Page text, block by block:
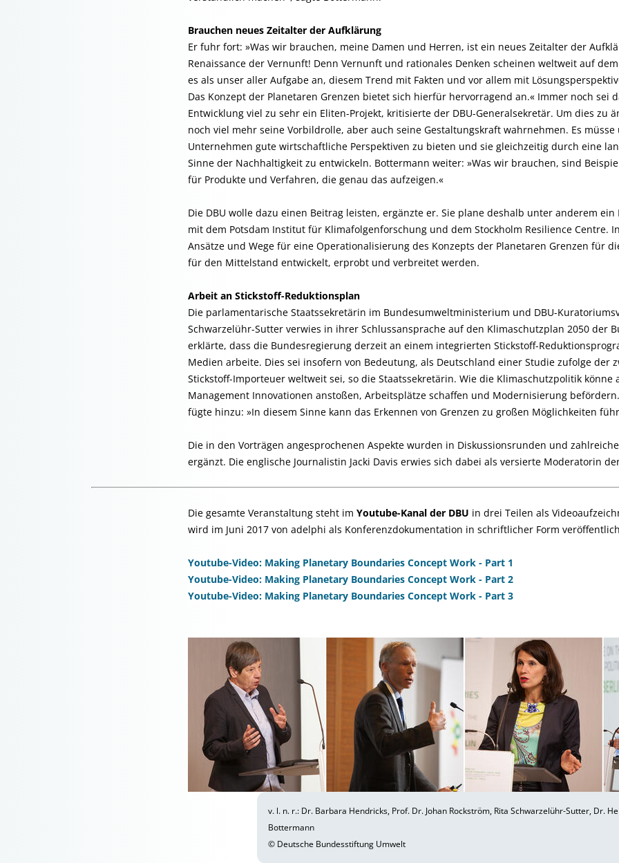
Brauchen neues Zeitalter der Aufklärung
Er fuhr fort: »Was wir brauchen, meine Damen und Herren, ist ein neues Zeitalter der
Renaissance der Vernunft! Denn Vernunft und rationales Denken scheinen weltweit auf
es als unser aller Aufgabe an, diesem Trend mit Fakten und vor allem mit
Das Konzept der Planetaren Grenzen bietet sich hierfür hervorragend an.« Immer noch sei
Entwicklung viel zu sehr ein Eliten-Projekt, kritisierte der DBU-Generalsekretär. Um dies zu
noch viel mehr seine Vorbildrolle, aber auch seine Gestaltungskraft wahrnehmen. Es
Unternehmen gute wirtschaftliche Perspektiven zu bieten und sie gleichzeitig durch eine
Sinne der Nachhaltigkeit zu entwickeln. Bottermann weiter: »Was wir brauchen, sind
für Produkte und Verfahren, die genau das aufzeigen.«
Die DBU wolle dazu einen Beitrag leisten, ergänzte er. Sie plane deshalb unter anderem
mit dem Potsdam Institut für Klimafolgenforschung und dem Stockholm Resilience Centre.
Ansätze und Wege für eine Operationalisierung des Konzepts der Planetaren Grenzen für
für den Mittelstand entwickelt, erprobt und verbreitet werden.
Arbeit an Stickstoff-Reduktionsplan
Die parlamentarische Staatssekretärin im Bundesumweltministerium und DBU-
Schwarzelühr-Sutter verwies in ihrer Schlussansprache auf den Klimaschutzplan 2050 der
erklärte, dass die Bundesregierung derzeit an einem integrierten Stickstoff-
Medien arbeite. Dies sei insofern von Bedeutung, als Deutschland einer Studie zufolge der
Stickstoff-Importeuer weltweit sei, so die Staatssekretärin. Wie die Klimaschutzpolitik könne
Management Innovationen anstoßen, Arbeitsplätze schaffen und Modernisierung
fügte hinzu: »In diesem Sinne kann das Erkennen von Grenzen zu großen Möglichkeiten
Die in den Vorträgen angesprochenen Aspekte wurden in Diskussionsrunden und
ergänzt. Die englische Journalistin Jacki Davis erwies sich dabei als versierte Moderatorin
Die gesamte Veranstaltung steht im Youtube-Kanal der DBU in drei Teilen als
wird im Juni 2017 von adelphi als Konferenzdokumentation in schriftlicher Form
Youtube-Video: Making Planetary Boundaries Concept Work - Part 1
Youtube-Video: Making Planetary Boundaries Concept Work - Part 2
Youtube-Video: Making Planetary Boundaries Concept Work - Part 3
v. l. n. r.: Dr. Barbara Hendricks, Prof. Dr. Johan Rockström, Rita Schwarzelühr-Sutter, Dr.
Bottermann
© Deutsche Bundesstiftung Umwelt